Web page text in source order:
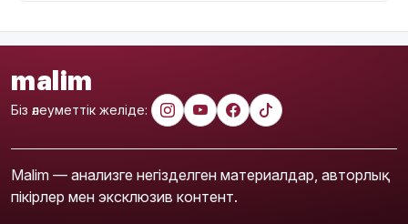
malim
Біз әлеуметтік желіде:
Malim — анализге негізделген материалдар, авторлық
пікірлер мен эксклюзив контент.